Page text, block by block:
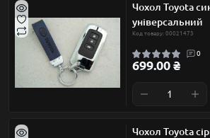
Чохол Toyota
універсальний
Код товару: 00021473
0
699.00 ₴
Чохол Toyota